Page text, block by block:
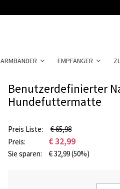
ARMBÄNDER EMPFÄNGER
Benutzerdefinierter
Hundefuttermatte
Preis Liste:
€ 65,98
Preis:
€32,99
Sie sparen: €32,99(50%)